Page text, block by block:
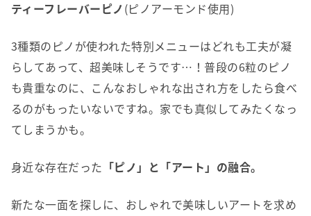
ティーフレーバーピノ (ピノアーモンド使用)
3種類のピノが使われた特別メニューはどれも工夫が凝
らしてあって、超美味しそうです…！普段の6粒のピノ
も貴重なのに、こんなおしゃれな出され方をしたら食べ
るのがもったいないですね。家でも真似してみたくなっ
てしまうかも。
身近な存在だった 「ピノ」と「アート」の融合。
新たな一面を探しに、おしゃれで美味しいアートを求め